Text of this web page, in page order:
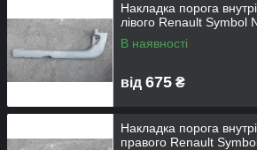
Накладка порога
лівого Renault Symbol
В наявності
від 675 ₴
Накладка порога
правого Renault